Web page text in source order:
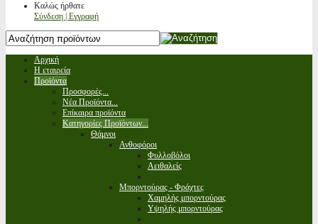
Καλώς ήρθατε
Σύνδεση | Εγγραφή
Αρχική
Η εταιρεία
Προϊόντα
Προσφορές...
Νέα Προϊόντα...
Επίκαιρα προϊόντα
Κατηγορίες Προϊόντων...
Θάμνοι
Ανθοφόροι
Φυλλοβόλοι
Αειθαλείς
Μπορντούρας - Φράχτες
Χαμηλής μπορντούρας
Υψηλής μπορντούρας